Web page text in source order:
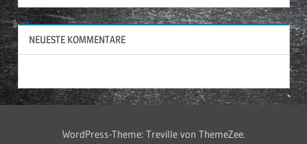
NEUESTE KOMMENTARE
WordPress-Theme: Treville von ThemeZee.